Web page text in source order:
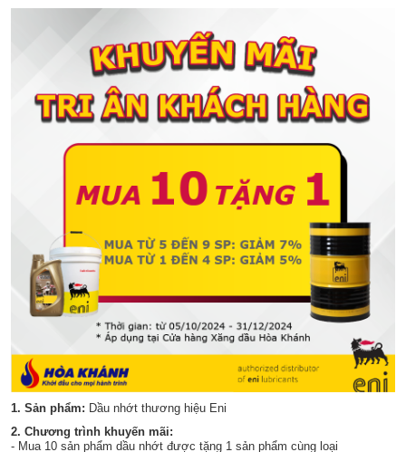
1. Sản phẩm: Dầu nhớt thương hiệu Eni
2. Chương trình khuyến mãi:
- Mua 10 sản phẩm dầu nhớt được tặng 1 sản phẩm cùng loại